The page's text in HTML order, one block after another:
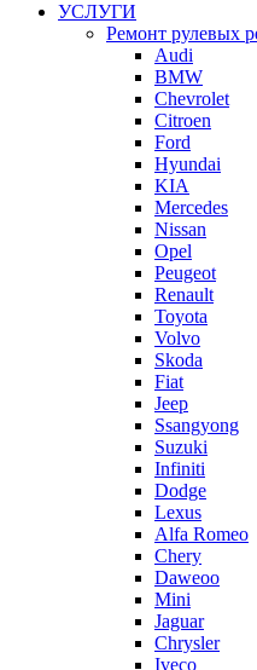
УСЛУГИ
Ремонт рулевых
Audi
BMW
Chevrolet
Citroen
Ford
Hyundai
KIA
Mercedes
Nissan
Opel
Peugeot
Renault
Toyota
Volvo
Skoda
Fiat
Jeep
Ssangyong
Suzuki
Infiniti
Dodge
Lexus
Alfa Romeo
Chery
Daweoo
Mini
Jaguar
Chrysler
Iveco